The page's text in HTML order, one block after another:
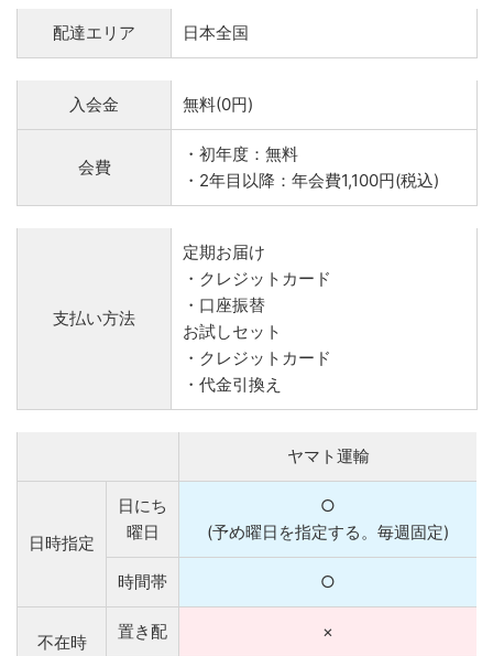
配達エリア 日本全国
入会金 無料(0円)
会費
・初年度：無料
・2年目以降：年会費1,100円(税込)
支払い方法
定期お届け
・クレジットカード
・口座振替
お試しセット
・クレジットカード
・代金引換え
ヤマト運輸
日時指定
日にち
曜日
○
(予め曜日を指定する。毎週固定)
時間帯 ○
不在時
置き配 ×